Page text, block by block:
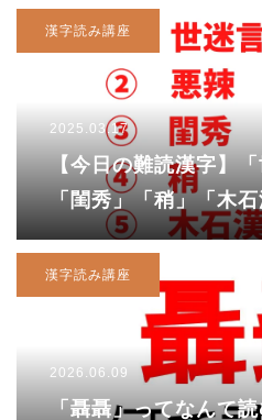
漢字読み講座
2025.03.17
【今日の難読漢字】
「閨秀」「稍」「木
漢字読み講座
2026.06.09
「聶聶」ってなんて